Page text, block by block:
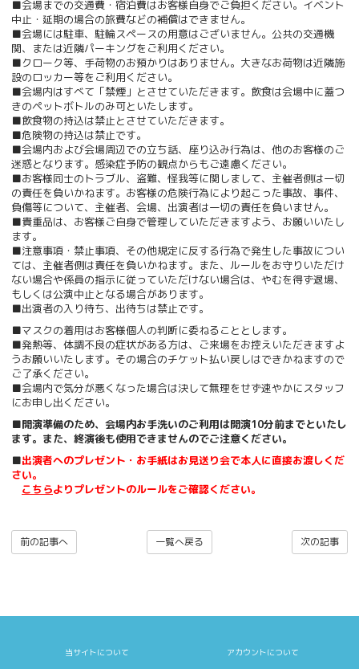
■会場までの交通費・宿泊費はお客様自身でご負担ください。イベント
中止・延期の場合の旅費などの補償はできません。
■会場には駐車、駐輪スペースの用意はございません。公共の交通機
関、または近隣パーキングをご利用ください。
■クローク等、手荷物のお預かりはありません。大きなお荷物は近隣施
設のロッカー等をご利用ください。
■会場内はすべて「禁煙」とさせていただきます。飲食は会場中に蓋つ
きのペットボトルのみ可といたします。
■飲食物の持込は禁止とさせていただきます。
■危険物の持込は禁止です。
■会場内および会場周辺での立ち話、座り込み行為は、他のお客様のご
迷惑となります。感染症予防の観点からもご遠慮ください。
■お客様同士のトラブル、盗難、怪我等に関しまして、主催者側は一切
の責任を負いかねます。お客様の危険行為により起こった事故、事件、
負傷等について、主催者、会場、出演者は一切の責任を負いません。
■貴重品は、お客様ご自身で管理していただきますよう、お願いいたし
ます。
■注意事項・禁止事項、その他規定に反する行為で発生した事故につい
ては、主催者側は責任を負いかねます。また、ルールをお守りいただけ
ない場合や係員の指示に従っていただけない場合は、やむを得ず退場、
もしくは公演中止となる場合があります。
■出演者の入り待ち、出待ちは禁止です。
■マスクの着用はお客様個人の判断に委ねることとします。
■発熱等、体調不良の症状がある方は、ご来場をお控えいただきますよ
うお願いいたします。その場合のチケット払い戻しはできかねますので
ご了承ください。
■会場内で気分が悪くなった場合は決して無理をせず速やかにスタッフ
にお申し出ください。
■開演準備のため、会場内お手洗いのご利用は開演10分前までといたし
ます。また、終演後も使用できませんのでご注意ください。
■出演者へのプレゼント・お手紙はお見送り会で本人に直接お渡しくだ
さい。
こちらよりプレゼントのルールをご確認ください。
次の記事
一覧へ戻る
前の記事へ
当サイトについて アカウントについて